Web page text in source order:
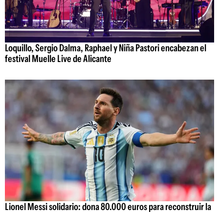
Loquillo, Sergio Dalma, Raphael y Niña Pastori encabezan el
festival Muelle Live de Alicante
Lionel Messi solidario: dona 80.000 euros para reconstruir la